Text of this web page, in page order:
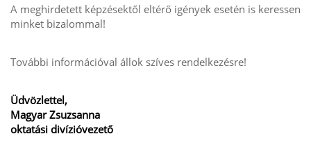
A meghirdetett képzésektől eltérő igények esetén is keressen
minket bizalommal!
További információval állok szíves rendelkezésre!
Üdvözlettel,
Magyar Zsuzsanna
oktatási divízióvezető